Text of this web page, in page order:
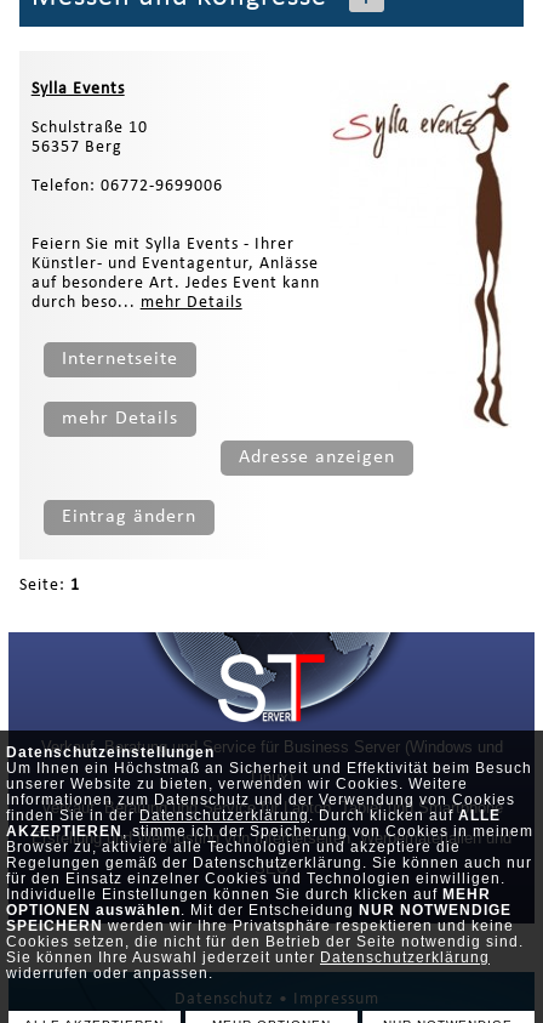
Datenschutzeinstellungen
Um Ihnen ein Höchstmaß an Sicherheit und Effektivität beim Besuch
unserer Website zu bieten, verwenden wir Cookies. Weitere
Informationen zum Datenschutz und der Verwendung von Cookies
finden Sie in derDatenschutzerklärung. Durch klicken aufALLE
AKZEPTIEREN, stimme ich der Speicherung von Cookies in meinem
Browser zu, aktiviere alle Technologien und akzeptiere die
Regelungen gemäß der Datenschutzerklärung. Sie können auch nur
für den Einsatz einzelner Cookies und Technologien einwilligen.
Individuelle Einstellungen können Sie durch klicken auf MEHR
OPTIONEN auswählen. Mit der Entscheidung NUR NOTWENDIGE
SPEICHERNwerden wir Ihre Privatsphäre respektieren und keine
Cookies setzen, die nicht für den Betrieb der Seite notwendig sind.
Sie können Ihre Auswahl jederzeit unter Datenschutzerklärung
widerrufen oder anpassen.
Sylla Events
Schulstraße 10
56357 Berg
Telefon: 06772-9699006
Feiern Sie mit Sylla Events - Ihrer
Künstler- und Eventagentur, Anlässe
auf besondere Art. Jedes Event kann
durch beso... mehr Details
Internetseite
mehr Details
Adresse anzeigen
Eintrag ändern
Seite: 1
Verkauf, Beratung und Service für Business Server (Windows und
Linux)
Verkauf, Beratung und Service für Laptop, Tablet und Smartphone
Erstellung und Webhosting von Internetseiten, Werbematerialien und
SEO
Datenschutz • Impressum